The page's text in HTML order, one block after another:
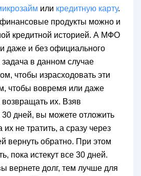
или кредитную карту.
финансовые продукты можно и
кредитной историей. А МФО
даже и без официального
в данном случае
чтобы израсходовать эти
чтобы вовремя или даже
их. Взяв
дней, вы можете отложить
их не тратить, а сразу через
вернуть обратно. При этом
пока истекут все 30 дней.
вернете долг, тем лучше для